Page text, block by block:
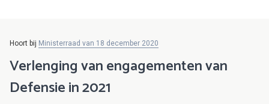
Hoort bij Ministerraad van 18 december 2020
Verlenging van engagementen van
Defensie in 2021